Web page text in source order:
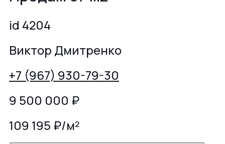
id 4204
Виктор Дмитренко
+7 (967) 930-79-30
9 500 000 ₽
109 195 ₽/м²